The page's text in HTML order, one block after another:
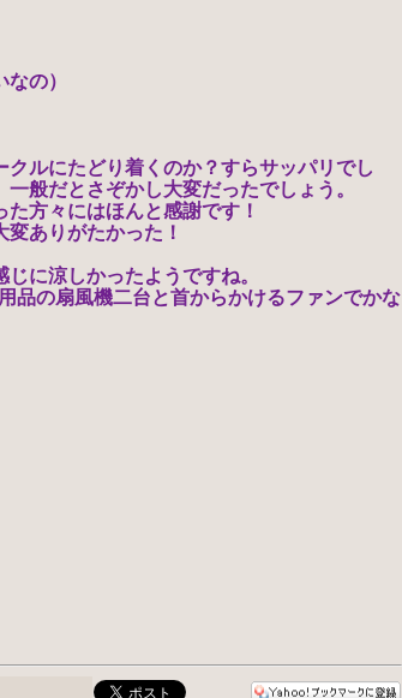
の）
ルにたどり着くのか？すらサッパリでし
般だとさぞかし大変だったでしょう。
方々にはほんと感謝です！
ありがたかった！
に涼しかったようですね。
品の扇風機二台と首からかけるファンでかな